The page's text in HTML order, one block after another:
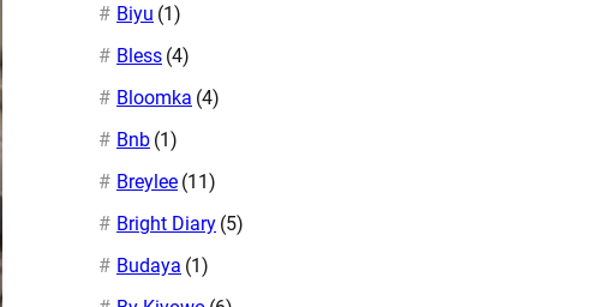
Biyu (1)
Bless (4)
Bloomka (4)
Bnb (1)
Breylee (11)
Bright Diary (5)
Budaya (1)